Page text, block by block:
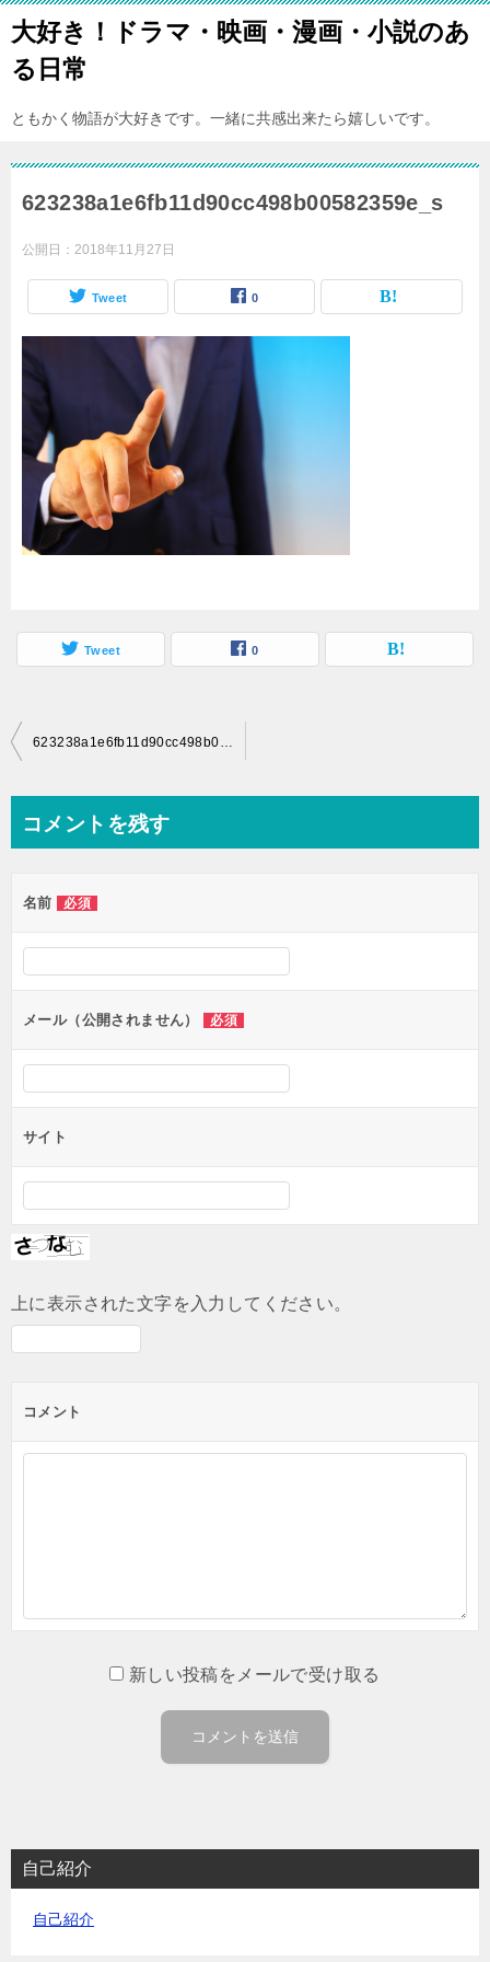
大好き！ドラマ・映画・漫画・小説のあ
る日常
ともかく物語が大好きです。一緒に共感出来たら嬉しいです。
623238a1e6fb11d90cc498b00582359e_s
公開日： 2018年11月27日
Tweet 0
Tweet 0
投
ビ
ー
シ
ン
623238a1e6fb11d90cc498b00582359e_s
コメントを残す
名前 必須
メール（公開されません） 必須
サイト
上に表示された文字を入力してください。
コメント
新しい投稿をメールで受け取る
自己紹介
自己紹介